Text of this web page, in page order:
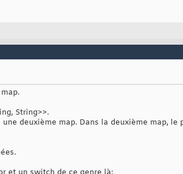
String>>.
deuxième map. Dans la deuxième map,